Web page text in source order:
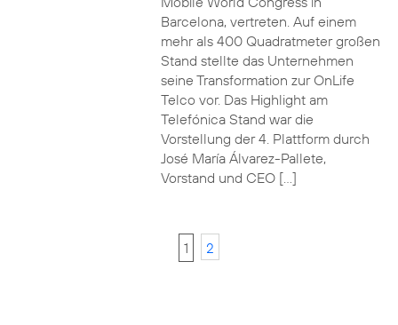
Barcelona, vertreten. Auf einem
mehr als 400 Quadratmeter großen
Stand stellte das Unternehmen
seine Transformation zur OnLife
Telco vor. Das Highlight am
Telefónica Stand war die
Vorstellung der 4. Plattform durch
José María Álvarez-Pallete,
Vorstand und CEO […]
1 2